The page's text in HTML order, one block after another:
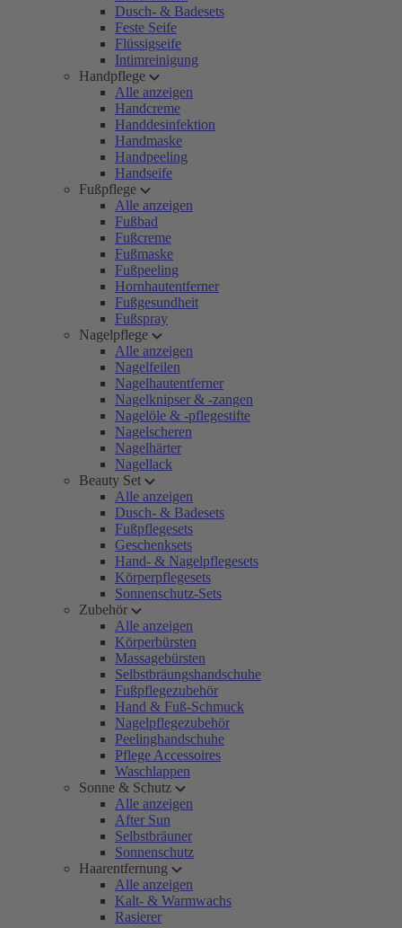
Dusch- & Badesets
Feste Seife
Flüssigseife
Intimreinigung
Handpflege
Alle anzeigen
Handcreme
Handdesinfektion
Handmaske
Handpeeling
Handseife
Fußpflege
Alle anzeigen
Fußbad
Fußcreme
Fußmaske
Fußpeeling
Hornhautentferner
Fußgesundheit
Fußspray
Nagelpflege
Alle anzeigen
Nagelfeilen
Nagelhautentferner
Nagelknipser & -zangen
Nagelöle & -pflegestifte
Nagelscheren
Nagelhärter
Nagellack
Beauty Set
Alle anzeigen
Dusch- & Badesets
Fußpflegesets
Geschenksets
Hand- & Nagelpflegesets
Körperpflegesets
Sonnenschutz-Sets
Zubehör
Alle anzeigen
Körperbürsten
Massagebürsten
Selbstbräungshandschuhe
Fußpflegezubehör
Hand & Fuß-Schmuck
Nagelpflegezubehör
Peelinghandschuhe
Pflege Accessoires
Waschlappen
Sonne & Schutz
Alle anzeigen
After Sun
Selbstbräuner
Sonnenschutz
Haarentfernung
Alle anzeigen
Kalt- & Warmwachs
Rasierer